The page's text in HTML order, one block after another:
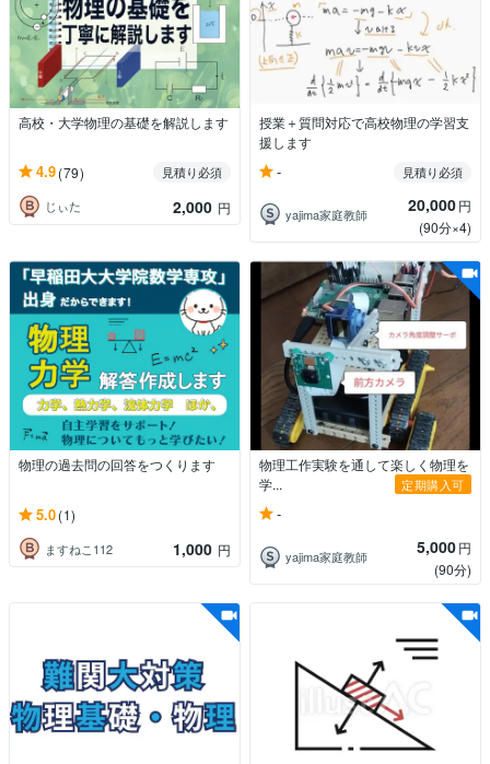
高校・大学物理の基礎を解説します
4.9(79)
見積り必須
じぃた
2,000 円
授業＋質問対応で高校物理の学習支
援します
- 見積り必須
yajima家庭教師 20,000円
(90分×4)
物理の過去問の回答をつくります
5.0(1)
ますねこ112 1,000 円
物理工作実験を通して楽しく物理を
学...
定期購入可
-
yajima家庭教師 5,000円
(90分)